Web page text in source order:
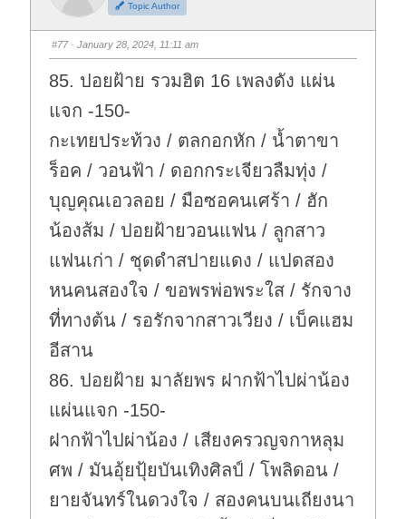
m
d
o
n
.
u
m
u
p
Topic Author
#77· January 28, 2024, 11:11 am
85. ปอยฝ้าย รวมฮิต 16 เพลงดัง แผ่น
แจก -150-
กะเทยประท้วง / ตลกอกหัก / น้ำตาขา
ร็อค / วอนฟ้า / ดอกกระเจียวลืมทุ่ง /
บุญคุณเอวลอย / มือซอคนเศร้า / ฮัก
น้องส้ม / ปอยฝ้ายวอนแฟน / ลูกสาว
แฟนเก่า / ชุดดำสปายแดง / แปดสอง
หนคนสองใจ / ขอพรพ่อพระใส / รักจาง
ที่ทางต้น / รอรักจากสาวเวียง / เบ็คแฮม
อีสาน
86. ปอยฝ้าย มาลัยพร ฝากฟ้าไปผ่าน้อง
แผ่นแจก -150-
ฝากฟ้าไปผ่าน้อง / เสียงครวญจกาหลุม
ศพ / มันอุ้ยปุ้ยบันเทิงศิลป์ / โพลิดอน /
ยายจันทร์ในดวงใจ / สองคนบนเถียงนา